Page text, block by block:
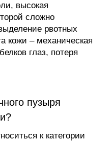
высокая
сложно
рвотных
кожи – механическая
глаз, потеря
пузыря
к категории